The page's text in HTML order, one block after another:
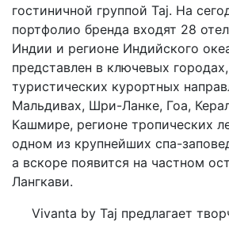
гостиничной группой Taj. На
портфолио бренда входят 28
Индии и регионе Индийского
представлен в ключевых
туристических курортных
Мальдивах, Шри-Ланке, Гоа,
Кашмире, регионе тропических
одном из крупнейших спа-
а вскоре появится на частном
Лангкави.
Vivanta by Taj предлагает